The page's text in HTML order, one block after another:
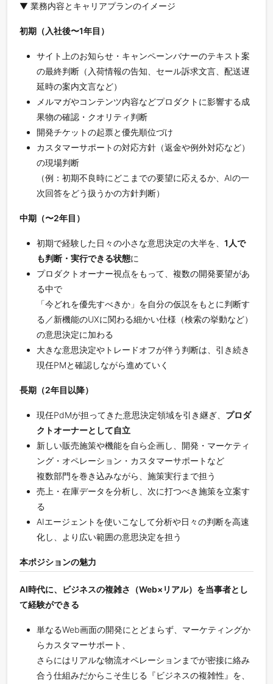
▼ 業務内容とキャリアプランのイメージ
初期（入社後〜1年目）
サイト上のお知らせ・キャンペーンバナーのテキスト案
の最終判断（入荷情報の告知、セール訴求文言、配送遅
延時の案内文言など）
メルマガやコンテンツ内容などプロダクトに影響する成
果物の確認・クオリティ判断
開発チケットの起票と優先順位づけ
カスタマーサポートの対応方針（返金や例外対応など）
の現場判断
（例：初期不良時にどこまでの要望に応えるか、AIの一
次回答をどう扱うかの方針判断）
中期（〜2年目）
初期で経験した日々の小さな意思決定の大半を、 1人で
も判断・実行できる状態に
プロダクトオーナー視点をもって、複数の開発要望があ
る中で
「今どれを優先すべきか」を自分の仮説をもとに判断す
る／新機能のUXに関わる細かい仕様（検索の挙動など）
の意思決定に加わる
大きな意思決定やトレードオフが伴う判断は、引き続き
現任PMと確認しながら進めていく
長期（2年目以降）
現任PdMが担ってきた意思決定領域を引き継ぎ、 プロダ
クトオーナーとして自立
新しい販売施策や機能を自ら企画し、開発・マーケティ
ング・オペレーション・カスタマーサポートなど
複数部門を巻き込みながら、施策実行まで担う
売上・在庫データを分析し、次に打つべき施策を立案す
る
AIエージェントを使いこなして分析や日々の判断を高速
化し、より広い範囲の意思決定を担う
本ポジションの魅力
AI時代に、ビジネスの複雑さ（Web×リアル）を当事者とし
て経験ができる
単なるWeb画面の開発にとどまらず、マーケティングか
らカスタマーサポート、
さらにはリアルな物流オペレーションまでが密接に絡み
合う仕組みだからこそ生じる『ビジネスの複雑性』を、